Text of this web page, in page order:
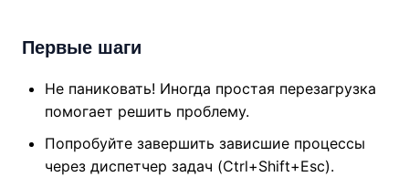
Первые шаги
Не паниковать! Иногда простая перезагрузка
помогает решить проблему.
Попробуйте завершить зависшие процессы
через диспетчер задач (Ctrl+Shift+Esc).